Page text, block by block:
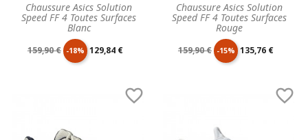
Chaussure Asics Solution
Speed FF 4 Toutes Surfaces
Blanc
Prix
159,90 € -18% Prix
129,84 €
Chaussure Asics Solution
Speed FF 4 Toutes Surfaces
Rouge
Prix
159,90 € -15% Prix
135,76 €
 